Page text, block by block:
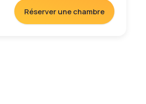
Réserver une chambre